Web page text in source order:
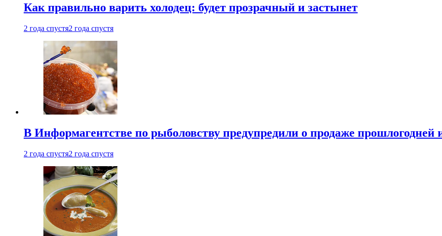
Как правильно варить холодец: будет прозрачный и застынет
2 года спустя2 года спустя
В Информагентстве по рыболовству предупредили о продаже прошлогодней
2 года спустя2 года спустя